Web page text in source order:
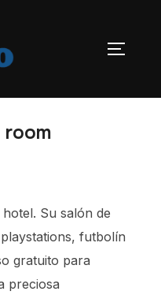
room
Su salón de
futbolín
gratuito para
preciosa